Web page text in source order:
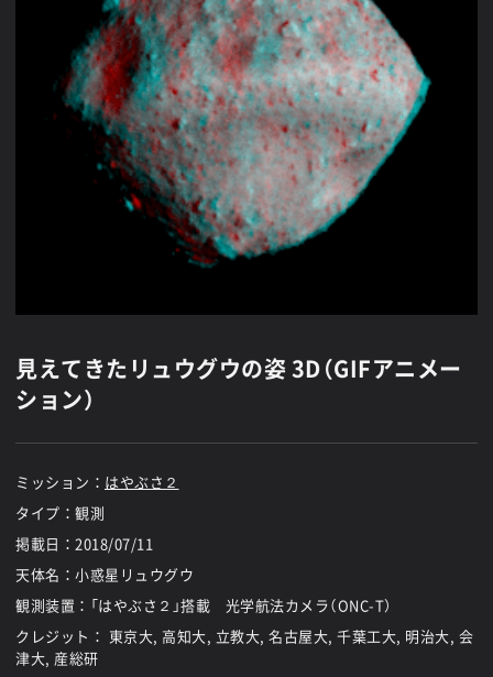
見えてきたリュウグウの姿 3D（GIFアニメー
ション）
ミッション： はやぶさ２
タイプ：観測
掲載日： 2018/07/11
天体名：小惑星リュウグウ
観測装置：「はやぶさ２」搭載 光学航法カメラ（ONC-T）
クレジット： 東京大, 高知大, 立教大, 名古屋大, 千葉工大, 明治大, 会
津大, 産総研